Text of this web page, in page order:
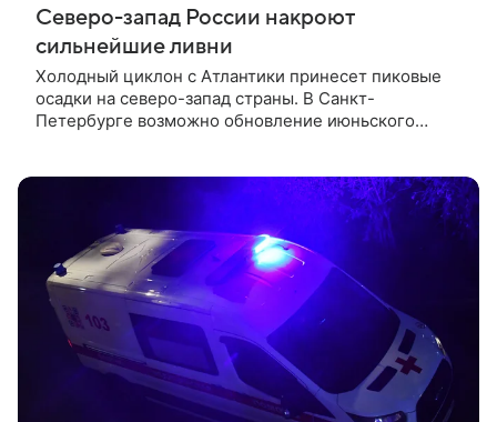
Северо-запад России накроют
сильнейшие ливни
Холодный циклон с Атлантики принесет пиковые
осадки на северо-запад страны. В Санкт-
Петербурге возможно обновление июньского
влиянием мощного атлантического циклона.
Сегодня, 17 июня, дождевые облака накроют
обширную территорию — от арктического
побережья до предгорий Кавказа. При этом
интенсивность осадков окажется неравномерной:
если в южных и центральных районах ожидаются
умеренные, то северо‑запад окажется в эпицентре
непогоды. Об этом написали в издании
«Метеовести».